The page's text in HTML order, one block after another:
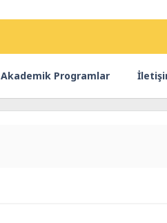
Akademik Programlar